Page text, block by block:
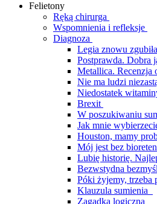
Felietony
Ręką chirurga
Wspomnienia i refleksje
Diagnoza
Legia znowu
Postprawda. Dobra
Metallica. Recenzja
Nie ma ludzi
Niedostatek
Brexit
W poszukiwaniu
Jak mnie
Houston, mamy
Mój jest bez
Lubię historię.
Bezwstydna
Póki żyjemy, trzeba
Klauzula sumienia
Zagadka logiczna